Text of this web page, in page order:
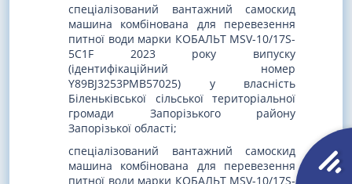
спеціалізований вантажний самоскид
машина комбінована для перевезення
питної води марки КОБАЛЬТ MSV-10/17S-
5C1F 2023 року випуску
(ідентифікаційний номер
Y89BJ3253PMB57025) у власність
Біленьківської сільської територіальної
громади Запорізького району
Запорізької області;
спеціалізований вантажний самоскид
машина комбінована для перевезення
питної води марки КОБАЛЬТ MSV-10/17S-